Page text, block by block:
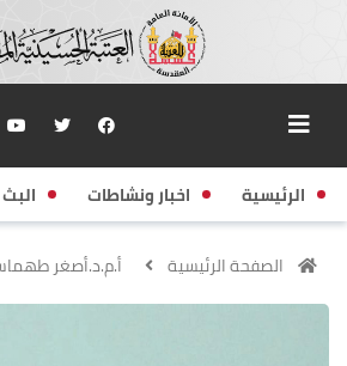
الرئيسية اخبار ونشاطات
الصفحة الرئيسية أ.م.د.أصغر